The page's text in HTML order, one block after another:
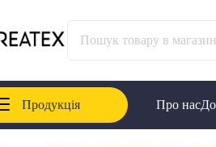
Продукція Про нас